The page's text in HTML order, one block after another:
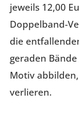
jeweils 12,00
Doppelband-
die
geraden
Motiv
verlieren.